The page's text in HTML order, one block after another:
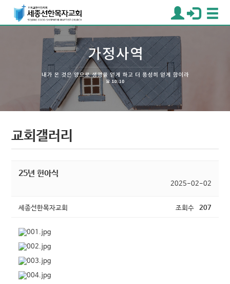
교회갤러리
25년 헌아식
2025-02-02
세종선한목자교회 조회수 207